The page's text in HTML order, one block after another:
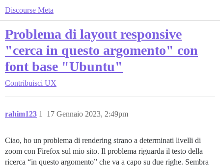
Discourse Meta
Problema di layout responsive
"cerca in questo argomento" con
font base "Ubuntu"
Contribuisci UX
rahim123 17 Gennaio 2023, 2:49pm
1
Ciao, ho un problema di rendering strano a determinati livelli di
zoom con Firefox sul mio sito. Il problema riguarda il testo della
ricerca “in questo argomento” che va a capo su due righe. Sembra